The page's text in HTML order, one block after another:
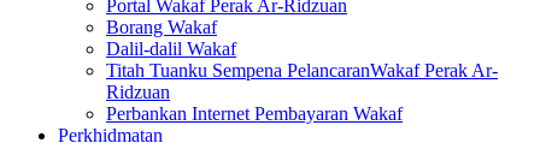
Portal Wakaf Perak Ar-Ridzuan
Borang Wakaf
Dalil-dalil Wakaf
Titah Tuanku Sempena PelancaranWakaf Perak Ar-
Ridzuan
Perbankan Internet Pembayaran Wakaf
Perkhidmatan